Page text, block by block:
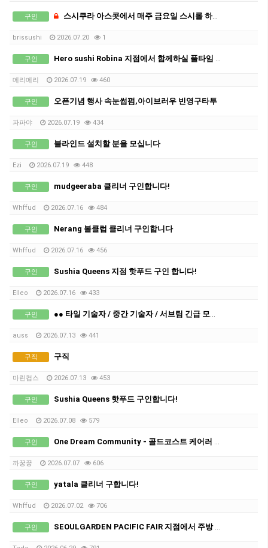
구인 스시쿠라 아스콧에서 매주 금요일 스시롤 하실분 1명 구합니다. 36불
brissushi 2026.07.20 1
구인 Hero sushi Robina 지점에서 함께하실 풀타임 직원 구인합니다.
메리메리 2026.07.19 460
구인 오픈기념 행사 속눈썹펌,아이브러우 빈영구타투
파파야 2026.07.19 434
구인 블라인드 설치할 분을 모십니다
Ezi 2026.07.19 448
구인 mudgeeraba 클리너 구인합니다!
Whffud 2026.07.16 484
구인 Nerang 볼클럽 클리너 구인합니다
Whffud 2026.07.16 456
구인 Sushia Queens 지점 핫푸드 구인 합니다!
Elleo 2026.07.16 433
구인 ●● 타일 기술자 / 중간 기술자 / 서브팀 긴급 모집 ●●
auss 2026.07.13 441
구직 구직
마린컵스 2026.07.13 453
구인 Sushia Queens 핫푸드 구인합니다!
Elleo 2026.07.08 579
구인 One Dream Community - 골드코스트 케어러 구인합니다.
까꿍꿍 2026.07.07 606
구인 yatala 클리너 구합니다!
Whffud 2026.07.02 706
구인 SEOULGARDEN PACIFIC FAIR 지점에서 주방 인원 추가 모집합니다.